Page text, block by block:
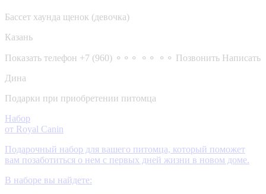
Бассет хаунда щенок (девочка)
Казань
Показать телефон +7 (960) ⚬⚬⚬ ⚬⚬ ⚬⚬ Позвонить Написать
Дина
Подарки при приобретении питомца
Набор
от Royal Canin
Подарочный набор для вашего питомца, который поможет
вам позаботиться о нем с первых дней жизни в новом доме.
В наборе вы найдете: